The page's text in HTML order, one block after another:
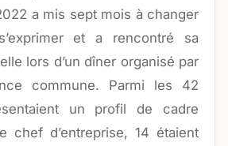
a mis sept mois à changer
et a rencontré sa
lors d’un dîner organisé par
commune. Parmi les 42
un profil de cadre
chef d’entreprise, 14 étaient